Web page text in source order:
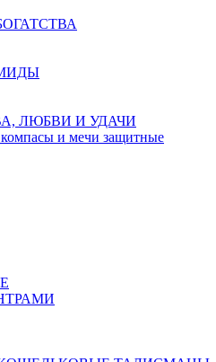
ЛЮБВИ И УДАЧИ
компасы и мечи защитные